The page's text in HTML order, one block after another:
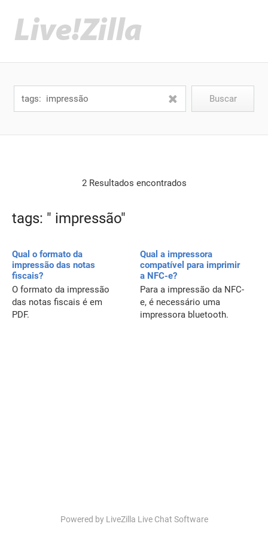
2 Resultados encontrados
tags: " impressão"
Qual o formato da
impressão das notas
fiscais?
O formato da impressão
das notas fiscais é em
PDF.
Qual a impressora
compatível para imprimir
a NFC-e?
Para a impressão da NFC-
e, é necessário uma
impressora bluetooth.
Powered by LiveZilla Live Chat Software